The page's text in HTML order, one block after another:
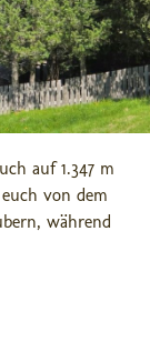
auf 1.347 m
von dem
während